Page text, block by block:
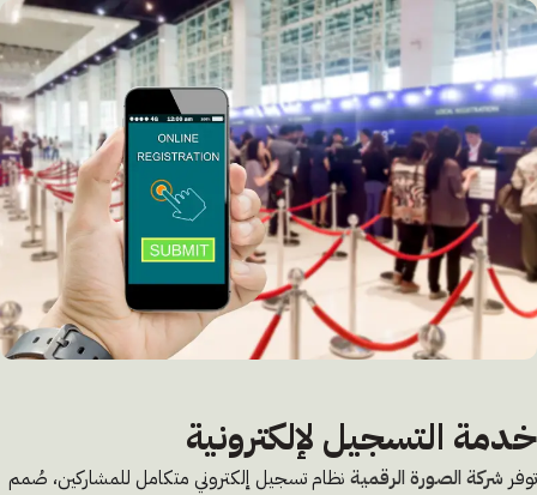
خدمة التسجيل لإلكترونية
توفر شركة الصورة الرقمية نظام تسجيل إلكتروني متكامل للمشاركين، صُمم